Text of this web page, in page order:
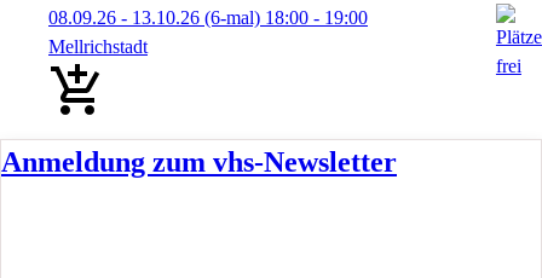
08.09.26 - 13.10.26 (6-mal) 18:00 - 19:00
Mellrichstadt
Anmeldung zum vhs-Newsletter